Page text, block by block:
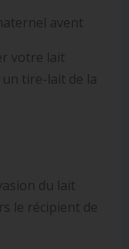
avent
votre lait
tire-lait de la
du lait
le récipient de